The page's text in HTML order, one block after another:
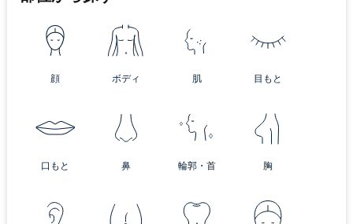
顔 ボディ 肌 目もと
口もと 鼻 輪郭・首 胸